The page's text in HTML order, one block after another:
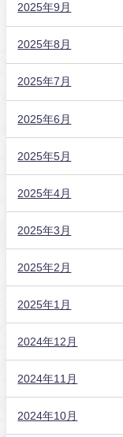
2025年9月
2025年8月
2025年7月
2025年6月
2025年5月
2025年4月
2025年3月
2025年2月
2025年1月
2024年12月
2024年11月
2024年10月